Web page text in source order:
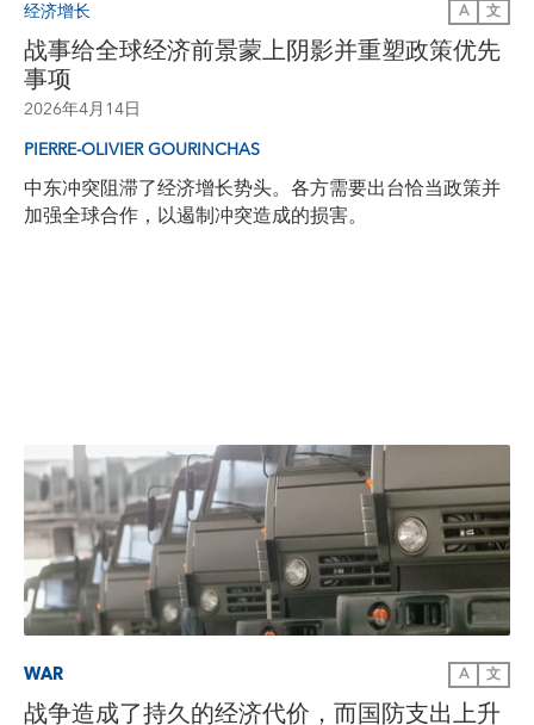
经济增长 A 文
战事给全球经济前景蒙上阴影并重塑政策优先
事项
2026年4月14日
PIERRE-OLIVIER GOURINCHAS
中东冲突阻滞了经济增长势头。各方需要出台恰当政策并
加强全球合作，以遏制冲突造成的损害。
WAR A 文
战争造成了持久的经济代价，而国防支出上升